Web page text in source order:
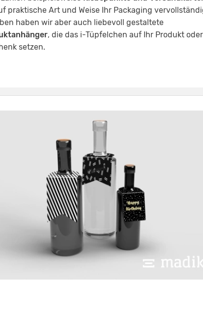
praktische Art und Weise Ihr Packaging
haben wir aber auch liebevoll gestaltete
, die das i-Tüpfelchen auf Ihr Produkt oder
setzen.